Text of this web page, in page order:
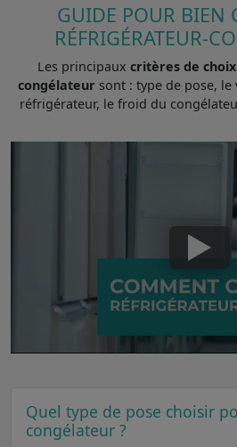
GUIDE POUR BIEN
RÉFRIGÉRATEUR-
Les principaux critères de
congélateur sont : type de pose,
réfrigérateur, le froid du
Quel type de pose choisir
congélateur ?